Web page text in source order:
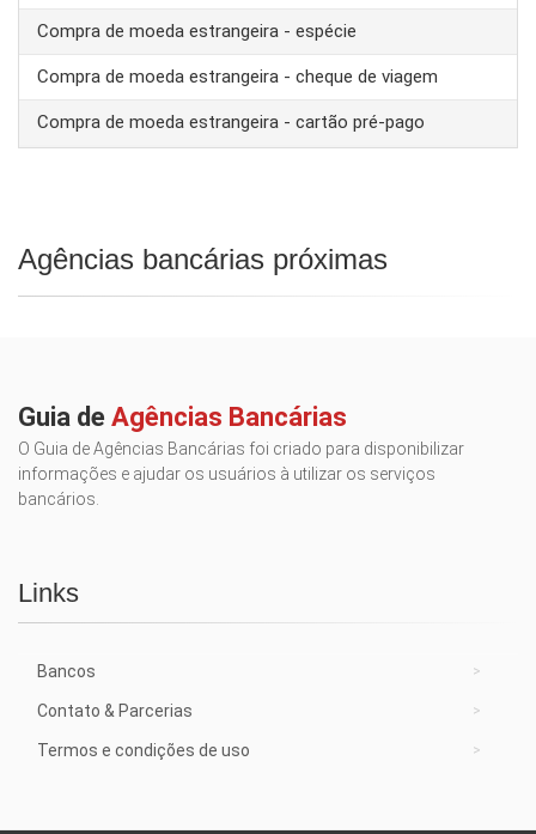
Compra de moeda estrangeira - espécie
Compra de moeda estrangeira - cheque de viagem
Compra de moeda estrangeira - cartão pré-pago
Agências bancárias próximas
Guia de Agências Bancárias
O Guia de Agências Bancárias foi criado para disponibilizar
informações e ajudar os usuários à utilizar os serviços
bancários.
Links
Bancos
Contato & Parcerias
Termos e condições de uso